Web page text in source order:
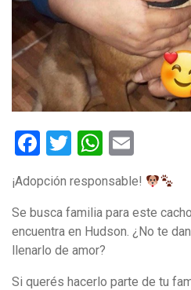
Facebook
Twitter
¡Adopción responsable!
Se busca familia para este
encuentra en Hudson. ¿No te
llenarlo de amor?
Si querés hacerlo parte de tu